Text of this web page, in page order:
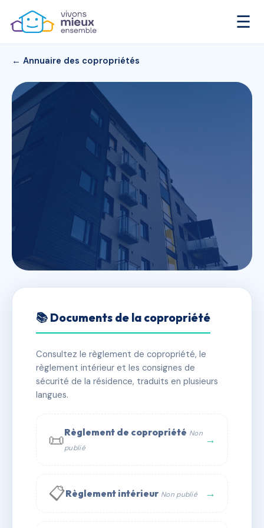
☰
← Annuaire des copropriétés
102 AVENUE AUBERT
✓ Immatriculée 🏠 105 lots 🏗 1 bâtiment(s)
📞 Contacter Syndic Digital
📚 Documents de la copropriété
Consultez le règlement de copropriété, le
règlement intérieur et les consignes de
sécurité de la résidence, traduits en plusieurs
langues.
📜Règlement de copropriété Non
publié
→
📋Règlement intérieur Non publié →